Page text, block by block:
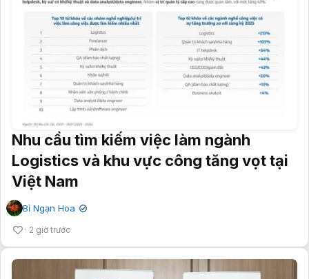
Nhu cầu tìm kiếm việc làm ngành
Logistics và khu vực công tăng vọt tại
Việt Nam
Bỉ Ngạn Hoa ✔
2 giờ trước